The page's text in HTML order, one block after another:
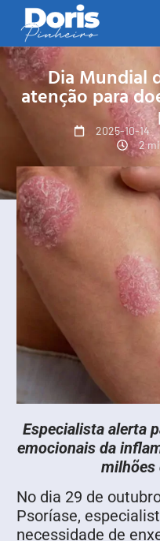
Dia Mundial
atenção para
2025-10-14
2
Especialista alerta
emocionais da
milhões
No dia 29 de
Psoríase,
necessidade de